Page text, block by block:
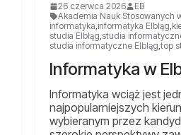
26 czerwca 2026
EB
Akademia Nauk Stosowanych
informatyka,informatyka Elbląg,
studia Elbląg,studia
studia informatyczne Elbląg,top
Informatyka w
Informatyka wciąż jest
najpopularniejszych
wybieranym przez